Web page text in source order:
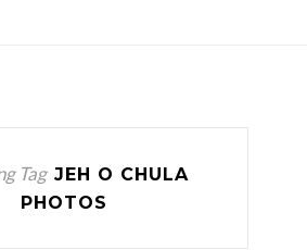
Tag JEH O CHULA
PHOTOS